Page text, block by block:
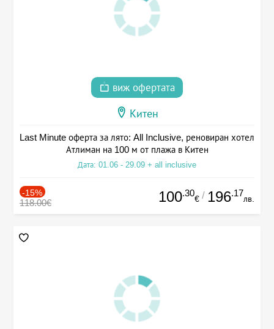
виж офертата
Китен
Last Minute оферта за лято: All Inclusive, реновиран хотел
Атлиман на 100 м от плажа в Китен
Дата: 01.06 - 29.09 + all inclusive
-15%
118.00€ 100.30
€ / 196.17
лв.